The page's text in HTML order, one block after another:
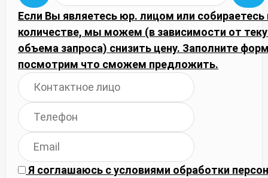
Если Вы являетесь юр. лицом или
количестве, мы можем (в зависимости от
объема запроса) снизить цену. Заполните
посмотрим что сможем предложить.
Я соглашаюсь сусловиями обработки